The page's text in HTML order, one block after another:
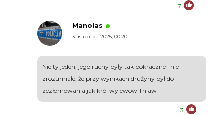
7
Manolas
3 listopada 2025, 00:20
Nie ty jeden, jego ruchy były tak pokraczne i nie
zrozumiałe, że przy wynikach drużyny był do
zezłomowania jak król wylewów Thiaw
3